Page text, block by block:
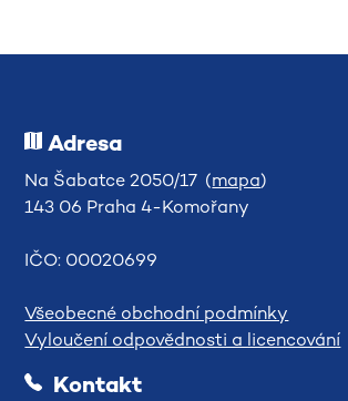
Adresa
Na Šabatce 2050/17 (mapa)
143 06 Praha 4-Komořany
IČO: 00020699
Všeobecné obchodní podmínky
Vyloučení odpovědnosti a licencování
Kontakt